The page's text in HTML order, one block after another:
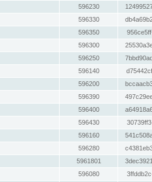
596230
596330
596350
596300
596250
596140
596200
596390
596400
596430
596160
596280
5961801
596080